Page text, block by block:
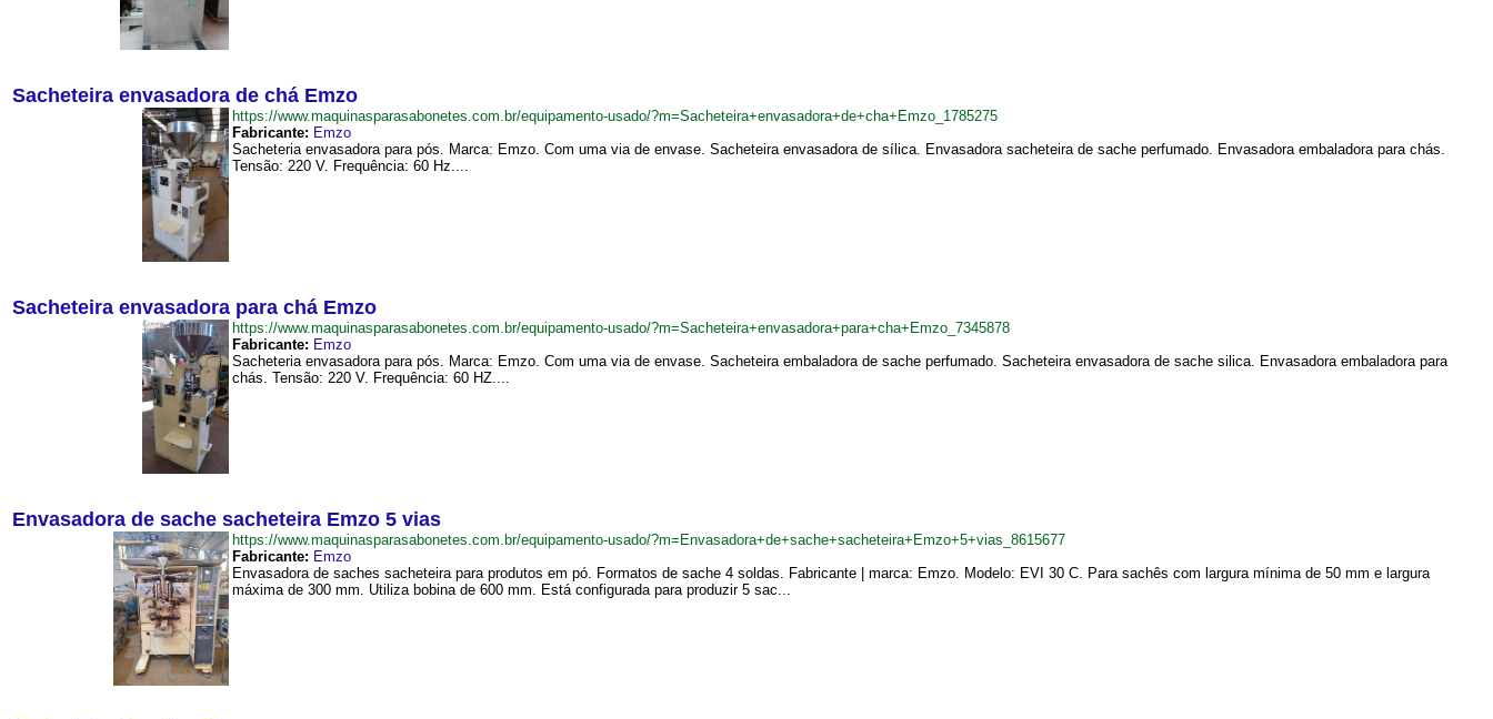
Sacheteira envasadora de chá Emzo
https://www.maquinasparasabonetes.com.br/equipamento-usado/?m=Sacheteira+envasadora+de+cha+Emzo_1785275
Fabricante: Emzo
Sacheteria envasadora para pós. Marca: Emzo. Com uma via de envase. Sacheteira envasadora de sílica. Envasadora sacheteira de sache perfumado. Envasadora embaladora para chás.
Tensão: 220 V. Frequência: 60 Hz....
Sacheteira envasadora para chá Emzo
https://www.maquinasparasabonetes.com.br/equipamento-usado/?m=Sacheteira+envasadora+para+cha+Emzo_7345878
Fabricante: Emzo
Sacheteria envasadora para pós. Marca: Emzo. Com uma via de envase. Sacheteira embaladora de sache perfumado. Sacheteira envasadora de sache silica. Envasadora embaladora para
chás. Tensão: 220 V. Frequência: 60 HZ....
Envasadora de sache sacheteira Emzo 5 vias
https://www.maquinasparasabonetes.com.br/equipamento-usado/?m=Envasadora+de+sache+sacheteira+Emzo+5+vias_8615677
Fabricante: Emzo
Envasadora de saches sacheteira para produtos em pó. Formatos de sache 4 soldas. Fabricante | marca: Emzo. Modelo: EVI 30 C. Para sachês com largura mínima de 50 mm e largura
máxima de 300 mm. Utiliza bobina de 600 mm. Está configurada para produzir 5 sac...